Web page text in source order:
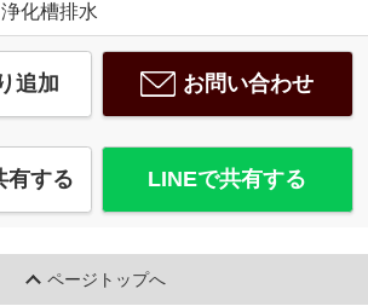
浄化槽排水
追加 お問い合わせ
有する LINEで共有する
ページトップへ